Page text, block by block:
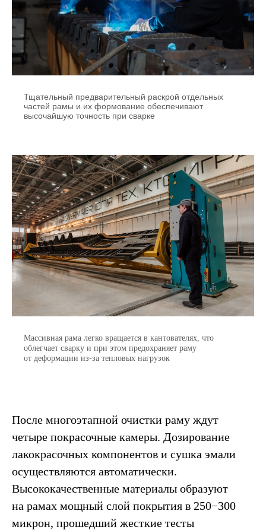
Тщательный предварительный раскрой отдельных
частей рамы и их формование обеспечивают
высочайшую точность при сварке
Массивная рама легко вращается в кантователях, что
облегчает сварку и при этом предохраняет раму
от деформации из-за тепловых нагрузок
После многоэтапной очистки раму ждут
четыре покрасочные камеры. Дозирование
лакокрасочных компонентов и сушка эмали
осуществляются автоматически.
Высококачественные материалы образуют
на рамах мощный слой покрытия в 250−300
микрон, прошедший жесткие тесты